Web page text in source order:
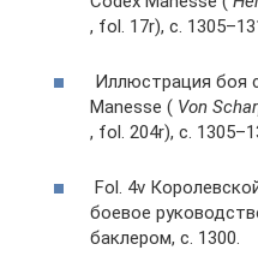
, fol. 17r), c.
Иллюстрация боя
Manesse ( Von
, fol. 204r), c.
Fol. 4v
боевое
баклером, c. 1300.